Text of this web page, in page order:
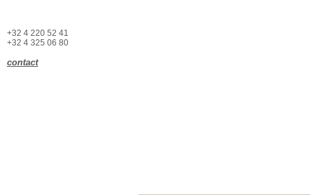
+32 4 220 52 41
+32 4 325 06 80
contact